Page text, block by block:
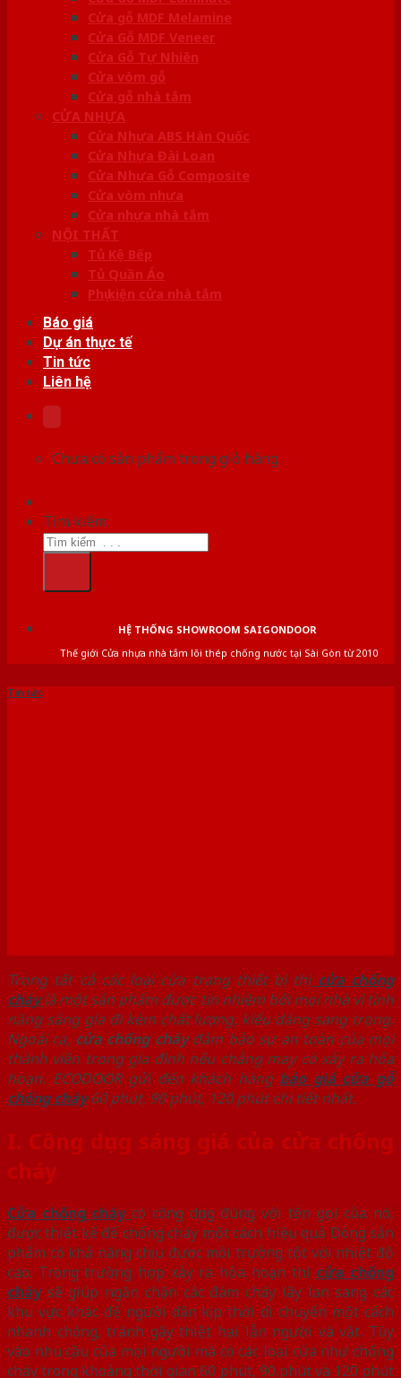
Cửa gỗ MDF Melamine
Cửa Gỗ MDF Veneer
Cửa Gỗ Tự Nhiên
Cửa vòm gỗ
Cửa gỗ nhà tắm
CỬA NHỰA
Cửa Nhựa ABS Hàn Quốc
Cửa Nhựa Đài Loan
Cửa Nhựa Gỗ Composite
Cửa vòm nhựa
Cửa nhựa nhà tắm
NỘI THẤT
Tủ Kệ Bếp
Tủ Quần Áo
Phụ kiện cửa nhà tắm
Báo giá
Dự án thực tế
Tin tức
Liên hệ
Chưa có sản phẩm trong giỏ hàng.
Tìm kiếm:
HỆ THỐNG SHOWROOM SAIGONDOOR
Thế giới Cửa nhựa nhà tắm lõi thép chống nước tại Sài Gòn từ 2010
Tin tức
Trong tất cả các loại cửa trang thiết bị thìcửa chống
cháylà một sản phẩm được tín nhiệm bởi mọi nhà vì tính
năng sáng gia đi kèm chất lượng, kiểu dáng sang trọng.
Ngoài ra, cửa chống cháyđảm bảo sự an toàn của mọi
thành viên trong gia đình nếu chẳng may có xảy ra hỏa
hoạn. ECODOOR gửi đến khách hàng báo giá cửa gỗ
chống cháy 60 phút, 90 phút, 120 phút chi tiết nhất.
I. Công dụng sáng giá của cửa chống
cháy
Cửa chống cháycó công dụng đúng với tên gọi của nó,
được thiết kế để chống cháy một cách hiệu quả Dòng sản
phẩm có khả năng chịu được môi trường tốt với nhiệt độ
cao. Trong trường hợp xảy ra hỏa hoạn thì cửa chống
cháysẽ giúp ngăn chặn các đám cháy lây lan sang các
khu vực khác để người dân kịp thời di chuyển một cách
nhanh chóng, tránh gây thiệt hại lẫn người và vật. Tùy
vào nhu cầu của mọi người mà có các loại cửa như chống
cháy trong khoảng thời gian 60 phút, 90 phút và 120 phút